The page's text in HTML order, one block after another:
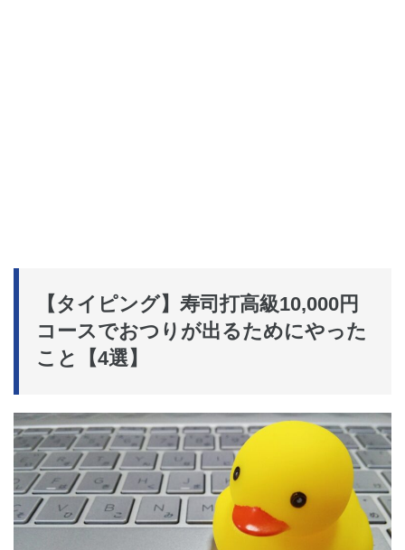
【タイピング】寿司打高級10,000円
コースでおつりが出るためにやった
こと【4選】